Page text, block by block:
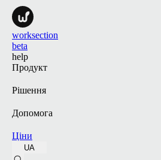
worksection
beta
help
Продукт
Рішення
Допомога
Ціни
UA